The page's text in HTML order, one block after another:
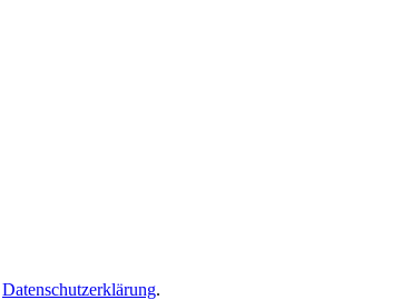
Datenschutzerklärung.